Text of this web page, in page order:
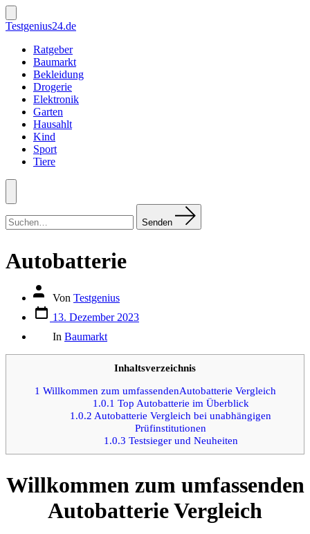
Zum
Inhalt
springen
Suche
ein-/ausblenden
Testgenius24.de
Ratgeber
Baumarkt
Bekleidung
Drogerie
Elektronik
Garten
Hausahlt
Kind
Sport
Tiere
Menü
nach:
Senden
Autobatterie
Autor
Beitrags
Von Testgenius
Datum
des
Beitrags
13. Dezember 2023
In Baumarkt
Inhaltsverzeichnis
1 Willkommen zum umfassendenAutobatterie Vergleich
1.0.1 Top Autobatterie im Überblick
1.0.2 Autobatterie Vergleich bei unabhängigen
Prüfinstitutionen
1.0.3 Testsieger und Neuheiten
Willkommen zum umfassenden
Autobatterie Vergleich